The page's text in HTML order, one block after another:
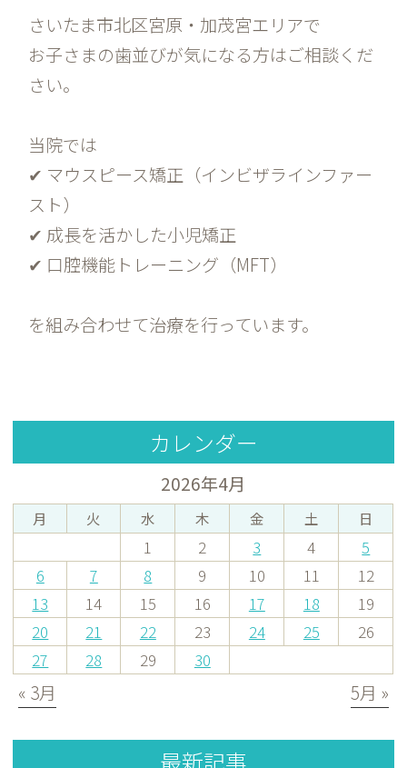
さいたま市北区宮原・加茂宮エリアで
お子さまの歯並びが気になる方はご相談くだ
さい。
当院では
✔ マウスピース矯正（インビザラインファー
スト）
✔ 成長を活かした小児矯正
✔ 口腔機能トレーニング（MFT）
を組み合わせて治療を行っています。
カレンダー
2026年4月
月 火 水 木 金 土 日
1 2 3 4
5
6
7 8 9 10 11
12
13
14 15 16 17 18
19
20
21 22 23 24 25
26
27
28 29 30
« 3月 5月 »
最新記事